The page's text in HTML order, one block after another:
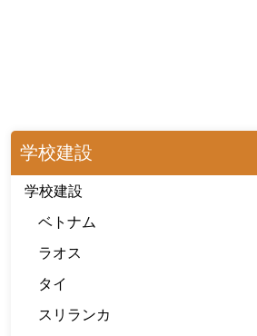
学校建設
学校建設
ベトナム
ラオス
タイ
スリランカ